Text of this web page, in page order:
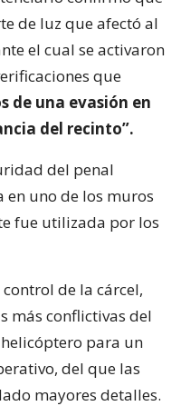
de luz que afectó al
el cual se activaron
que
de una evasión en
del recinto”.
del penal
uno de los muros
fue utilizada por los
de la cárcel,
más conflictivas del
para un
del que las
mayores detalles.